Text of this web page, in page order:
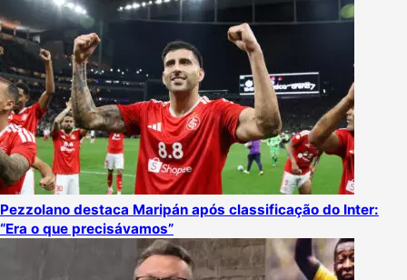
Pezzolano destaca Maripán após classificação do Inter:
“Era o que precisávamos”